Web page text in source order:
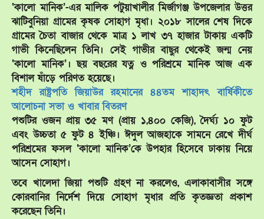
‘কালো মানিক’-এর মালিক পটুয়াখালীর মির্জাগঞ্জ উপজেলার উত্তর
ঝাটিবুনিয়া গ্রামের কৃষক সোহাগ মৃধা। ২০১৮ সালের শেষ দিকে
গ্রামের চৈতা বাজার থেকে মাত্র ১ লাখ ৩৭ হাজার টাকায় একটি
গাভী কিনেছিলেন তিনি। সেই গাভীর বাছুর থেকেই জন্ম নেয়
‘কালো মানিক’। ছয় বছরের যত্ন ও পরিশ্রমে মানিক আজ এক
বিশাল ষাঁড়ে পরিণত হয়েছে।
শহীদ রাষ্ট্রপতি জিয়াউর রহমানের ৪৪তম শাহাদৎ বার্ষিকীতে
আলোচনা সভা ও খাবার বিতরণ
পশুটির ওজন প্রায় ৩৫ মণ (প্রায় ১,৪০০ কেজি), দৈর্ঘ্য ১০ ফুট
এবং উচ্চতা ৫ ফুট ৪ ইঞ্চি। ঈদুল আজহাকে সামনে রেখে দীর্ঘ
পরিশ্রমের ফসল ‘কালো মানিক’কে উপহার হিসেবে ঢাকায় নিয়ে
আসেন সোহাগ।
তবে খালেদা জিয়া পশুটি গ্রহণ না করলেও, এলাকাবাসীর সঙ্গে
কোরবানির নির্দেশ দিয়ে সোহাগ মৃধার প্রতি কৃতজ্ঞতা প্রকাশ
করেছেন তিনি।